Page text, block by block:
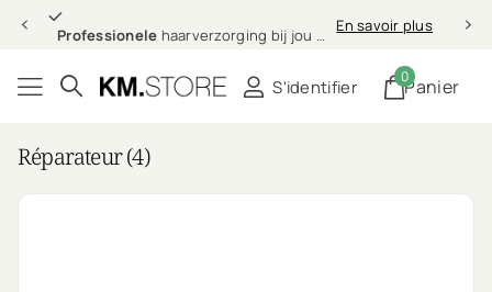
Professionele haarverzorging bij jou thuis En savoir plus
S'identifier Panier
0
Réparateur (4)